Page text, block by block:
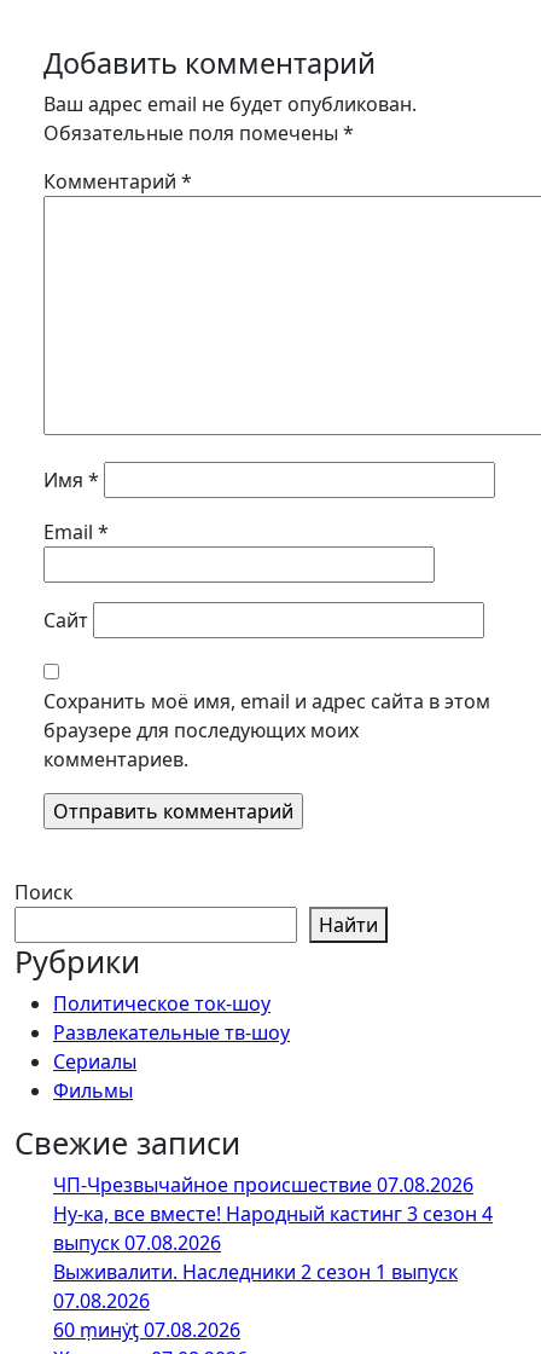
Добавить комментарий
Ваш адрес email не будет опубликован.
Обязательные поля помечены *
Комментарий *
Имя *
Email *
Сайт
Сохранить моё имя, email и адрес сайта в этом
браузере для последующих моих
комментариев.
Поиск
Найти
Рубрики
Политическое ток-шоу
Развлекательные тв-шоу
Сериалы
Фильмы
Свежие записи
ЧП-Чрезвычайное происшествие 07.08.2026
Ну-ка, все вместе! Народный кастинг 3 сезон 4
выпуск 07.08.2026
Выживалити. Наследники 2 сезон 1 выпуск
07.08.2026
60 ṃинẏƫ 07.08.2026